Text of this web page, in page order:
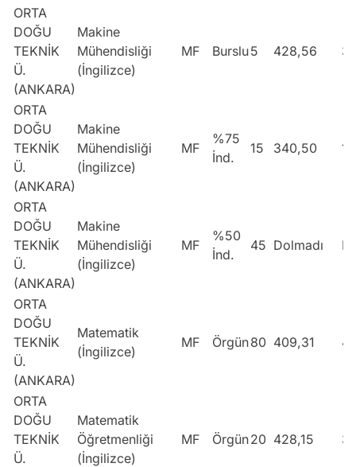
ORTA
DOĞU
TEKNİK
Ü.
(ANKARA)
Makine
Mühendisliği
(İngilizce)
MF Burslu5 428,56
ORTA
DOĞU
TEKNİK
Ü.
(ANKARA)
Makine
Mühendisliği
(İngilizce)
MF
%75
İnd.
15 340,50
ORTA
DOĞU
TEKNİK
Ü.
(ANKARA)
Makine
Mühendisliği
(İngilizce)
MF
%50
İnd.
45 Dolmadı
ORTA
DOĞU
TEKNİK
Ü.
(ANKARA)
Matematik
(İngilizce)
MF Örgün80 409,31
ORTA
DOĞU
TEKNİK
Ü.
Matematik
Öğretmenliği
(İngilizce)
MF Örgün20 428,15